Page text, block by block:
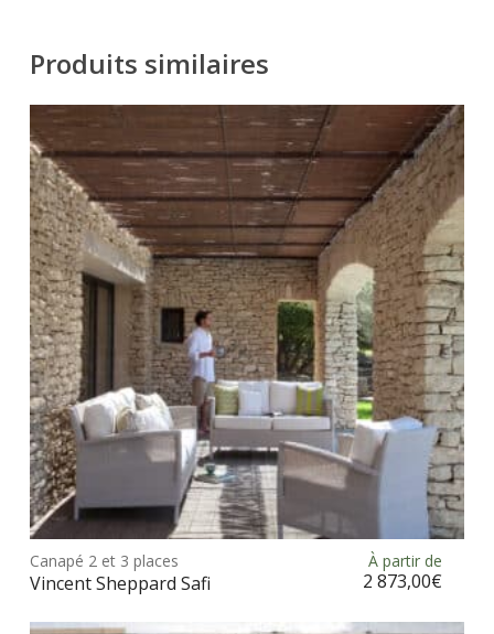
Produits similaires
Ce
Canapé 2 et 3 places
Vincent Sheppard Safi
À partir de
2 873,00€